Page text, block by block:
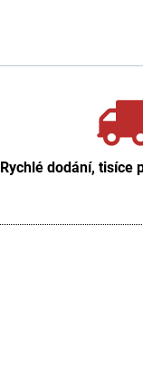
Rychlé dodání, tisíce